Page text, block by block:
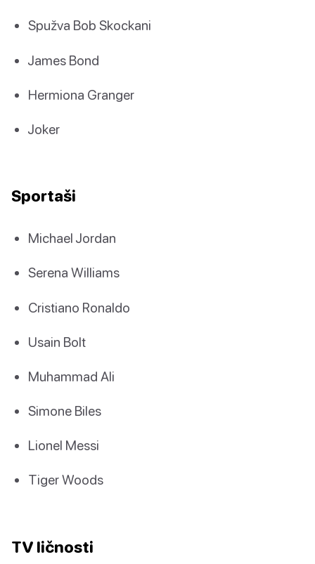
Spužva Bob Skockani
James Bond
Hermiona Granger
Joker
Sportaši
Michael Jordan
Serena Williams
Cristiano Ronaldo
Usain Bolt
Muhammad Ali
Simone Biles
Lionel Messi
Tiger Woods
TV ličnosti